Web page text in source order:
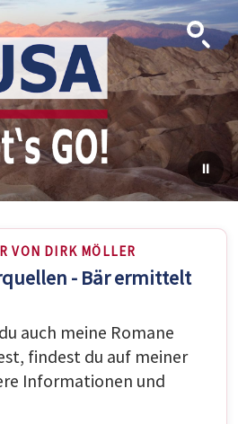
Suche
VON DIRK MÖLLER
- Bär ermittelt
auch meine Romane
findest du auf meiner
Informationen und